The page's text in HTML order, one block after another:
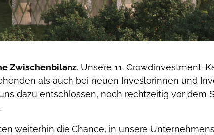
Zwischenbilanz. Unsere 11. Crowdinvestment-
als auch bei neuen Investorinnen und
dazu entschlossen, noch rechtzeitig vor dem
weiterhin die Chance, in unsere